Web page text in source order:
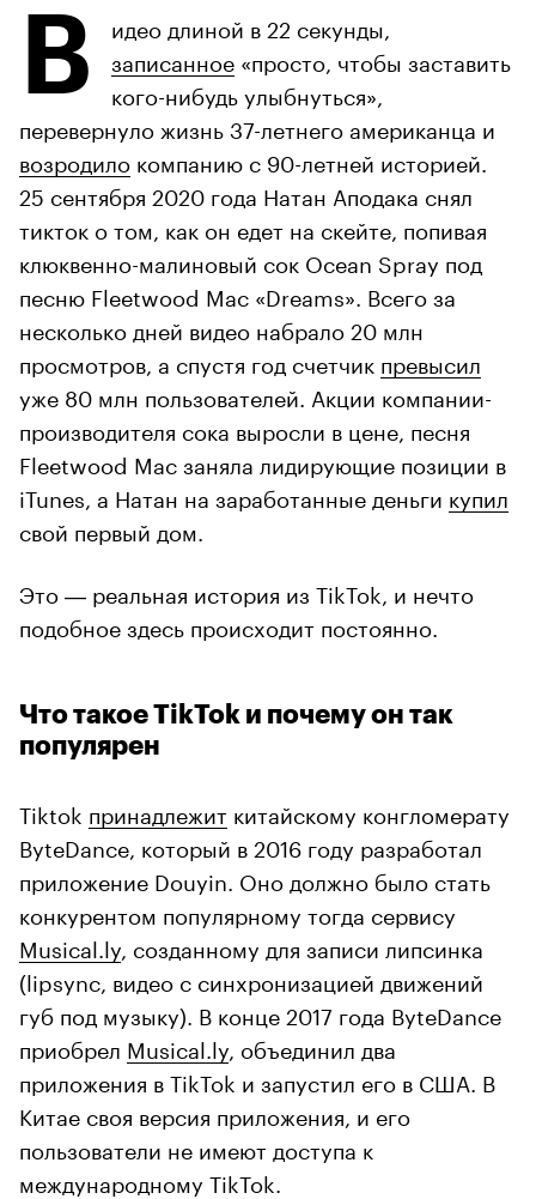
В
идео длиной в 22 секунды,
записанное «просто, чтобы заставить
кого-нибудь улыбнуться»,
перевернуло жизнь 37-летнего американца и
возродило компанию с 90-летней историей.
25 сентября 2020 года Натан Аподака снял
тикток о том, как он едет на скейте, попивая
клюквенно-малиновый сок Ocean Spray под
песню Fleetwood Mac «Dreams». Всего за
несколько дней видео набрало 20 млн
просмотров, а спустя год счетчик превысил
уже 80 млн пользователей. Акции компании-
производителя сока выросли в цене, песня
Fleetwood Mac заняла лидирующие позиции в
iTunes, а Натан на заработанные деньги купил
свой первый дом.
Это ― реальная история из TikTok, и нечто
подобное здесь происходит постоянно.
Что такое TikTok и почему он так
популярен
Tiktok принадлежит китайскому конгломерату
ByteDance, который в 2016 году разработал
приложение Douyin. Оно должно было стать
конкурентом популярному тогда сервису
Musical.ly , созданному для записи липсинка
(lipsync, видео с синхронизацией движений
губ под музыку). В конце 2017 года ByteDance
приобрел Musical.ly , объединил два
приложения в TikTok и запустил его в США. В
Китае своя версия приложения, и его
пользователи не имеют доступа к
международному TikTok.